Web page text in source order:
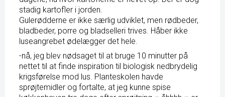
stadig kartofler i jorden.
Gulerødderne er ikke særlig udviklet, men rødbeder,
bladbeder, porre og bladselleri trives. Håber ikke
luseangrebet ødelægger det hele.
-nå, jeg blev nødsaget til at bruge 10 minutter på
nettet til at finde inspiration til biologisk nedbrydelig
krigsførelse mod lus. Planteskolen havde
sprøjtemidler og fortalte, at jeg kunne spise